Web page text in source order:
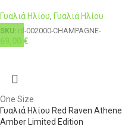
Γυαλιά Ηλίου, Γυαλιά Ηλίου
SKU: rd-002000-CHAMPAGNE-
69,00 €
One Size
Γυαλιά Ηλίου Red Raven Athene
Amber Limited Edition